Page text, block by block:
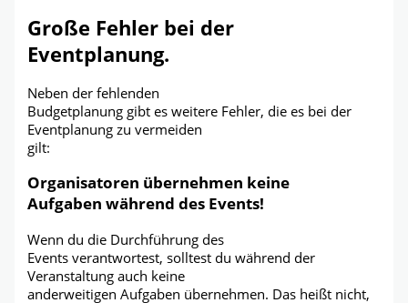
Große Fehler bei der
Eventplanung.
Neben der fehlenden
Budgetplanung gibt es weitere Fehler, die es bei der
Eventplanung zu vermeiden
gilt:
Organisatoren übernehmen keine
Aufgaben während des Events!
Wenn du die Durchführung des
Events verantwortest, solltest du während der
Veranstaltung auch keine
anderweitigen Aufgaben übernehmen. Das heißt nicht,